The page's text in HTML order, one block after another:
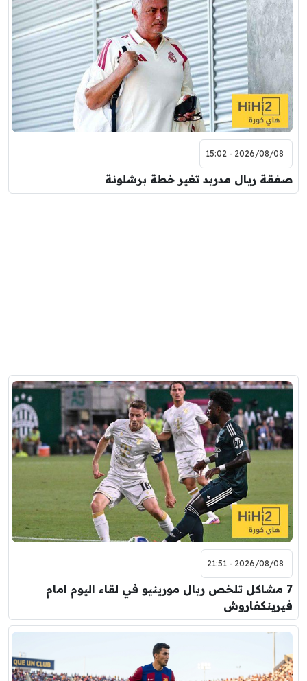
2026/08/08 - 15:02
صفقة ريال مدريد تغير خطة برشلونة
2026/08/08 - 21:51
7 مشاكل تلخص ريال مورينيو في لقاء اليوم امام
فيرينكفاروش